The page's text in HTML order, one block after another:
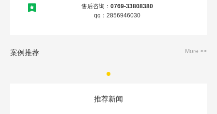
售后咨询： 0769-33808380
qq：2856946030
案例推荐 More >>
推荐新闻
不怕就请留下您的需求及联系方式，我们会第一时间送上问候的。